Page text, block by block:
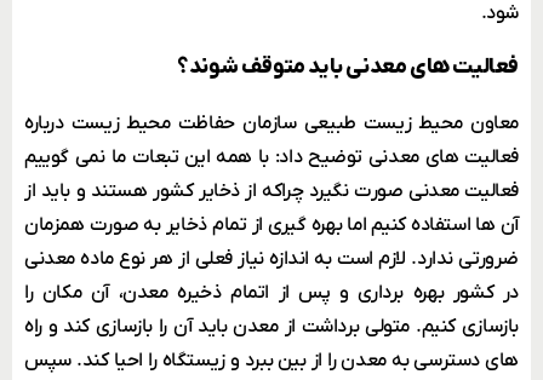
شود.
فعالیت های معدنی باید متوقف شوند؟
معاون محیط زیست طبیعی سازمان حفاظت محیط زیست درباره
فعالیت های معدنی توضیح داد: با همه این تبعات ما نمی گوییم
فعالیت معدنی صورت نگیرد چراکه از ذخایر کشور هستند و باید از
آن ها استفاده کنیم اما بهره گیری از تمام ذخایر به صورت همزمان
ضرورتی ندارد. لازم است به اندازه نیاز فعلی از هر نوع ماده معدنی
در کشور بهره برداری و پس از اتمام ذخیره معدن، آن مکان را
بازسازی کنیم. متولی برداشت از معدن باید آن را بازسازی کند و راه
های دسترسی به معدن را از بین ببرد و زیستگاه را احیا کند. سپس